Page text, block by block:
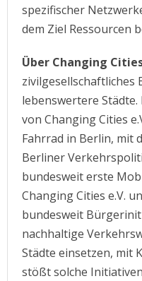
spezifischer
dem Ziel Ressourcen
Über Changing
zivilgesellschaftliches
lebenswertere
von Changing Cities
Fahrrad in Berlin, mit
Berliner
bundesweit erste
Changing Cities e.V.
bundesweit
nachhaltige
Städte einsetzen, mit
stößt solche